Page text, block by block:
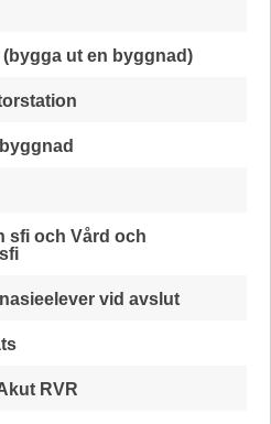
ut en byggnad)
sfi och Vård och
vid avslut
RVR